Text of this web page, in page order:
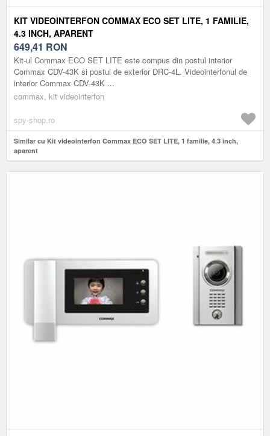
KIT VIDEOINTERFON COMMAX ECO SET LITE, 1 FAMILIE,
4.3 INCH, APARENT
649,41 RON
Kit-ul Commax ECO SET LITE este compus din postul interior
Commax CDV-43K si postul de exterior DRC-4L. Videointerfonul de
interior Commax CDV-43K ...
commax, kit videointerfon
spy-shop.ro
Similar cu Kit videointerfon Commax ECO SET LITE, 1 familie, 4.3 inch,
aparent